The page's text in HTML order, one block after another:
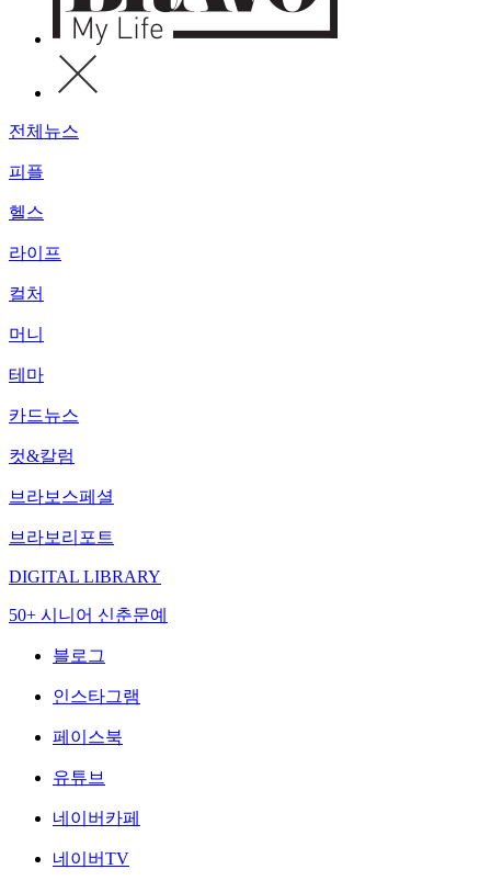
전체뉴스
피플
헬스
라이프
컬처
머니
테마
카드뉴스
컷&칼럼
브라보스페셜
브라보리포트
DIGITAL LIBRARY
50+ 시니어 신춘문예
블로그
인스타그램
페이스북
유튜브
네이버카페
네이버TV